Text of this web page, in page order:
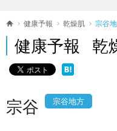
健康予報 乾燥肌 宗谷
健康予報 乾
宗谷 宗谷地方